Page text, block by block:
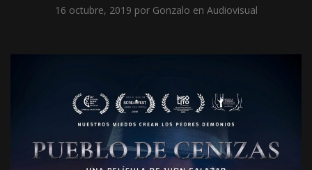
16 octubre, 2019 por Gonzalo en Audiovisual